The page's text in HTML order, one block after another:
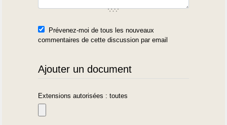
Prévenez-moi de tous les nouveaux
commentaires de cette discussion par email
Ajouter un document
Extensions autorisées : toutes